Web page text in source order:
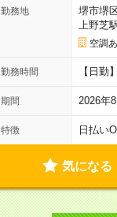
勤務地
堺市堺
上野芝
空調
勤務時間 【日勤
期間 2026年
特徴 日払い
気になる